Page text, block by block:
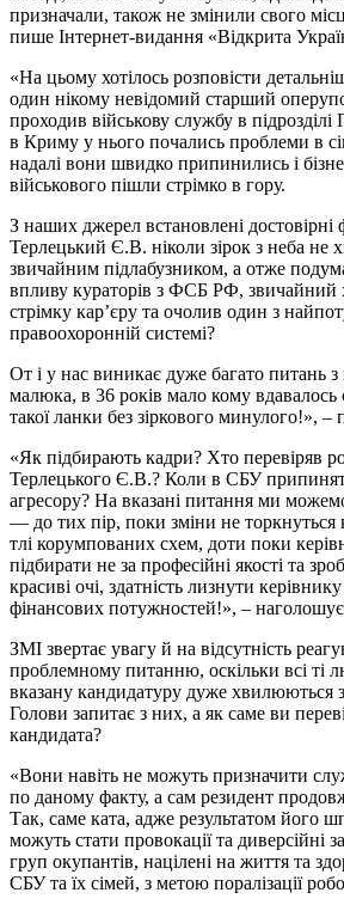
призначали, також не змінили свого
пише Інтернет-видання «Відкрита
«На цьому хотілось розповісти
один нікому невідомий старший
проходив військову службу в
в Криму у нього почались проблеми в
надалі вони швидко припинились і
військового пішли стрімко в гору.
З наших джерел встановлені
Терлецький Є.В. ніколи зірок з неба не
звичайним підлабузником, а отже
впливу кураторів з ФСБ РФ, звичайний
стрімку кар’єру та очолив один з
правоохоронній системі?
От і у нас виникає дуже багато питань з
малюка, в 36 років мало кому вдавалось
такої ланки без зіркового минулого!», –
«Як підбирають кадри? Хто перевіряв
Терлецького Є.В.? Коли в СБУ
агресору? На вказані питання ми
— до тих пір, поки зміни не торкнуться
тлі корумпованих схем, доти поки
підбирати не за професійні якості та
красиві очі, здатність лизнути
фінансових потужностей!», –
ЗМІ звертає увагу й на відсутність
проблемному питанню, оскільки всі ті
вказану кандидатуру дуже
Голови запитає з них, а як саме ви
кандидата?
«Вони навіть не можуть призначити
по даному факту, а сам резидент
Так, саме ката, адже результатом його
можуть стати провокації та диверсійні
груп окупантів, націлені на життя та
СБУ та їх сімей, з метою поралізації